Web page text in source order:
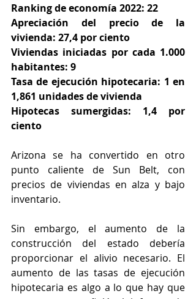
Ranking de economía 2022: 22
Apreciación del precio de la
vivienda: 27,4 por ciento
Viviendas iniciadas por cada 1.000
habitantes: 9
Tasa de ejecución hipotecaria: 1 en
1,861 unidades de vivienda
Hipotecas sumergidas: 1,4 por
ciento
Arizona se ha convertido en otro
punto caliente de Sun Belt, con
precios de viviendas en alza y bajo
inventario.
Sin embargo, el aumento de la
construcción del estado debería
proporcionar el alivio necesario. El
aumento de las tasas de ejecución
hipotecaria es algo a lo que hay que